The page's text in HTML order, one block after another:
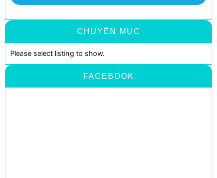
CHUYÊN MỤC
Please select listing to show.
FACEBOOK